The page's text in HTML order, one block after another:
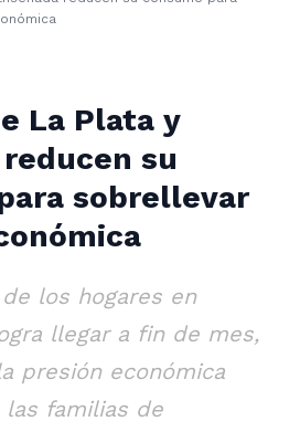
La Plata y
su
sobrellevar
los hogares en
llegar a fin de mes,
presión económica
familias de